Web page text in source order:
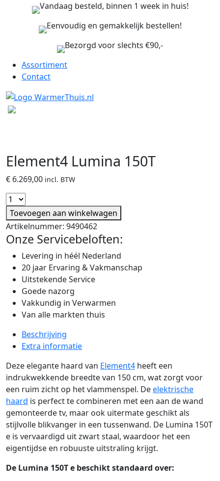
Vandaag besteld, binnen 1 week in huis!
Eenvoudig en gemakkelijk bestellen!
Bezorgd voor slechts €90,-
Assortiment
Contact
Element4 Lumina 150T
€ 6.269,00 incl. BTW
Toevoegen aan winkelwagen
Artikelnummer: 9490462
Onze Servicebeloften:
Levering in héél Nederland
20 jaar Ervaring & Vakmanschap
Uitstekende Service
Goede nazorg
Vakkundig in Verwarmen
Van alle markten thuis
Beschrijving
Extra informatie
Deze elegante haard van Element4 heeft een
indrukwekkende breedte van 150 cm, wat zorgt voor
een ruim zicht op het vlammenspel. Deelektrische
haard is perfect te combineren met een aan de wand
gemonteerde tv, maar ook uitermate geschikt als
stijlvolle blikvanger in een tussenwand. De Lumina 150T
e is vervaardigd uit zwart staal, waardoor het een
eigentijdse en robuuste uitstraling krijgt.
De Lumina 150T e beschikt standaard over: